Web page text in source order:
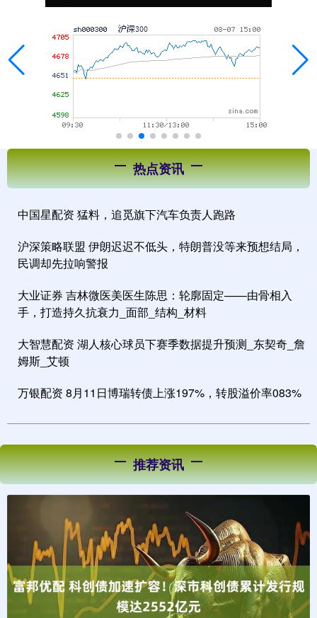
热点资讯
中国星配资 猛料，追觅旗下汽车负责人跑路
沪深策略联盟 伊朗迟迟不低头，特朗普没等来预想结局，
民调却先拉响警报
大业证券 吉林微医美医生陈思：轮廓固定——由骨相入
手，打造持久抗衰力_面部_结构_材料
大智慧配资 湖人核心球员下赛季数据提升预测_东契奇_詹
姆斯_艾顿
万银配资 8月11日博瑞转债上涨197%，转股溢价率083%
推荐资讯